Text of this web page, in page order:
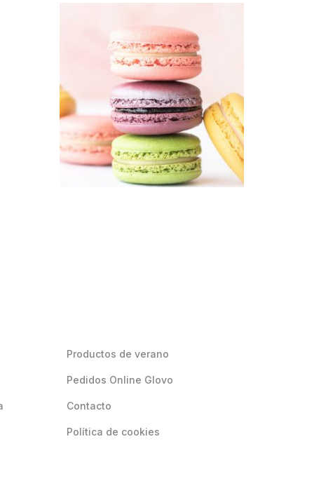
Productos de verano
Pedidos Online Glovo
Contacto
Política de cookies